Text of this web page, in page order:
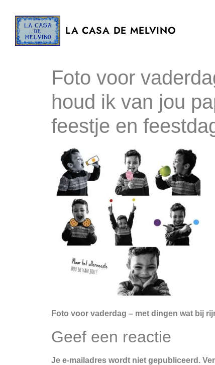
LA CASA DE MELVINO
Foto voor
houd ik van jou
feestje en
Foto voor vaderdag – met dingen wat bij
Geef een reactie
Je e-mailadres wordt niet gepubliceerd.